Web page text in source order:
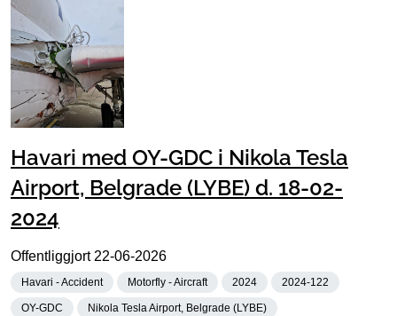
Havari med OY-GDC i Nikola Tesla
Airport, Belgrade (LYBE) d. 18-02-
2024
Offentliggjort 22-06-2026
Havari - Accident Motorfly - Aircraft 2024 2024-122
OY-GDC Nikola Tesla Airport, Belgrade (LYBE)